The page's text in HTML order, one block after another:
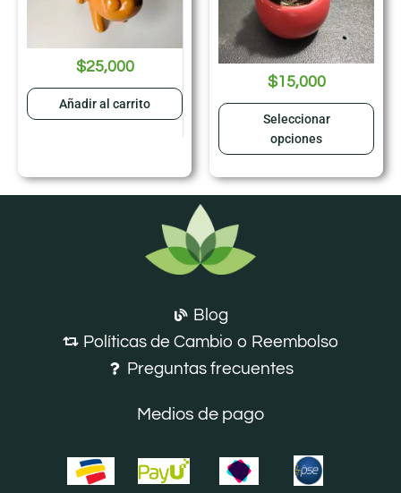
$25,000
Añadir al carrito
$15,000
Seleccionar
opciones
Blog
Políticas de Cambio o Reembolso
Preguntas frecuentes
Medios de pago